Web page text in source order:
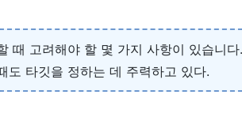
고려해야 할 몇 가지 사항이 있습니
도 타깃을 정하는 데 주력하고 있다.